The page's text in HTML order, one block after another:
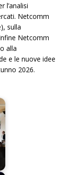
l’analisi
Netcomm
sulla
Netcomm
alla
e le nuove idee
2026.